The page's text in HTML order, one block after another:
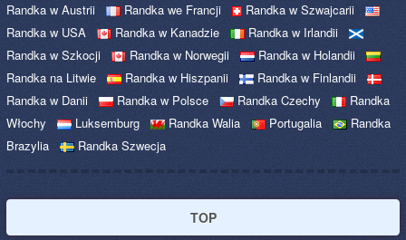
Randka w Austrii
Randka we Francji
Randka w Szwajcarii
Randka w USA
Randka w Kanadzie
Randka w Irlandii
Randka w Szkocji
Randka w Norwegii
Randka w Holandii
Randka na Litwie
Randka w Hiszpanii
Randka w Finlandii
Randka w Danii
Randka w Polsce Randka Czechy
Randka
Włochy
Luksemburg Randka Walia Portugalia
Randka
Brazylia
Randka Szwecja
TOP